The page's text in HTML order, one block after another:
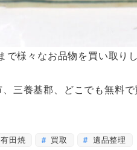
様々なお品物を買い取り
三養基郡、どこでも無料
有田焼 買取 遺品整理